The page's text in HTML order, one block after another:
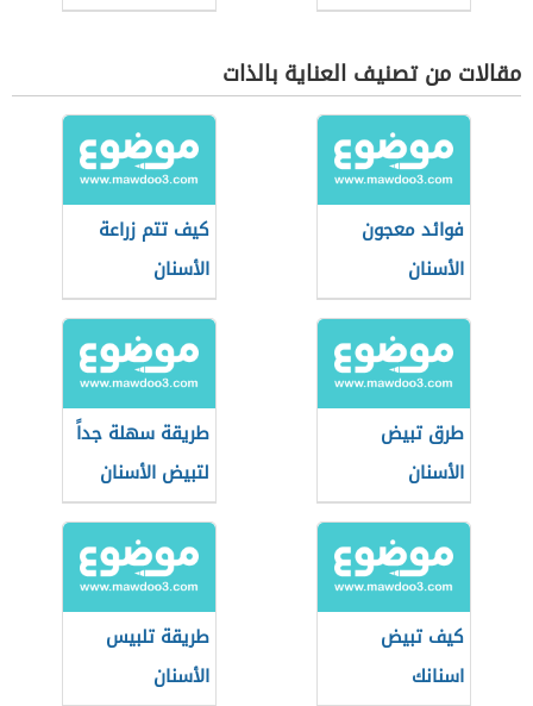
مقالات من تصنيف العناية بالذات
فوائد معجون
الأسنان
كيف تتم زراعة
الأسنان
طرق تبيض
الأسنان
طريقة سهلة جداً
لتبيض الأسنان
كيف تبيض
اسنانك
طريقة تلبيس
الأسنان